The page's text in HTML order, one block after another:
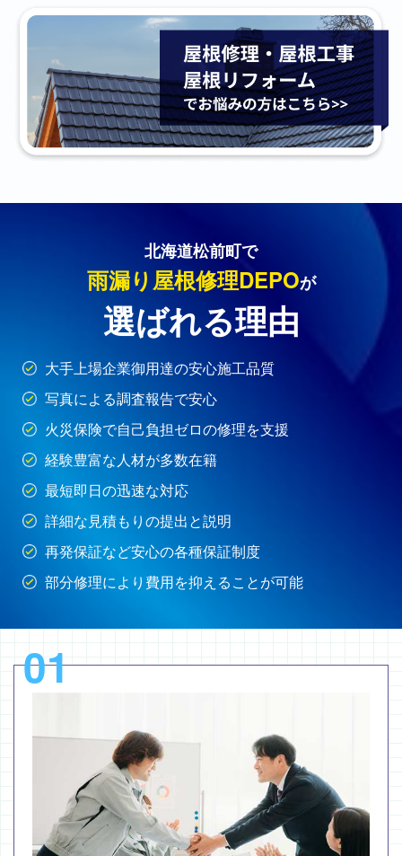
北海道松前町で
雨漏り屋根修理DEPOが
選ばれる理由
大手上場企業御用達の安心施工品質
写真による調査報告で安心
火災保険で自己負担ゼロの修理を支援
経験豊富な人材が多数在籍
最短即日の迅速な対応
詳細な見積もりの提出と説明
再発保証など安心の各種保証制度
部分修理により費用を抑えることが可能
01